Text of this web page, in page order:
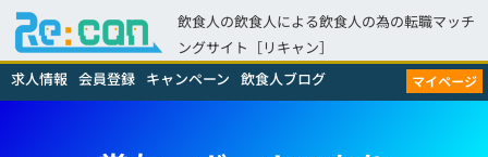
飲食人の飲食人による飲食人の為の転職マッチ
ングサイト［リキャン］
求人情報 会員登録 キャンペーン 飲食人ブログ マイページ